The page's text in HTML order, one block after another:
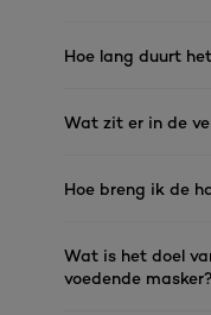
Hoe lang duurt
Wat zit er in de
Hoe breng ik de
Wat is het doel
voedende masker?